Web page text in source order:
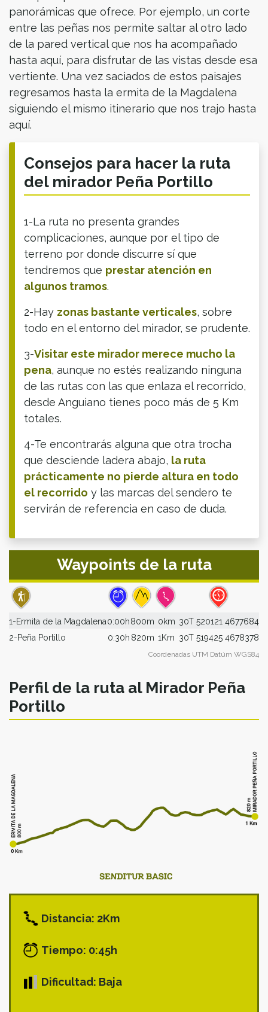
panorámicas que ofrece. Por ejemplo, un corte
entre las peñas nos permite saltar al otro lado
de la pared vertical que nos ha acompañado
hasta aquí, para disfrutar de las vistas desde esa
vertiente. Una vez saciados de estos paisajes
regresamos hasta la ermita de la Magdalena
siguiendo el mismo itinerario que nos trajo hasta
aquí.
Consejos para hacer la ruta
del mirador Peña Portillo
1-La ruta no presenta grandes
complicaciones, aunque por el tipo de
terreno por donde discurre sí que
tendremos que prestar atención en
algunos tramos.
2-Hay zonas bastante verticales, sobre
todo en el entorno del mirador, se prudente.
3-Visitar este mirador merece mucho la
pena, aunque no estés realizando ninguna
de las rutas con las que enlaza el recorrido,
desde Anguiano tienes poco más de 5 Km
totales.
4-Te encontrarás alguna que otra trocha
que desciende ladera abajo, la ruta
prácticamente no pierde altura en todo
el recorrido y las marcas del sendero te
servirán de referencia en caso de duda.
Waypoints de la ruta
1-Ermita de la Magdalena0:00h800m 0km 30T 520121 4677684
2-Peña Portillo
0:30h 820m 1Km 30T 519425 4678378
Coordenadas UTM Datúm WGS84
Perfil de la ruta al Mirador Peña
Portillo
Distancia: 2Km
Tiempo: 0:45h
Dificultad: Baja